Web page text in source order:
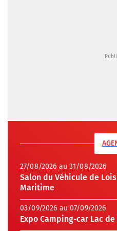
27/08/2026 au 31/08/2026
Salon du Véhicule de
Maritime
03/09/2026 au 07/09/2026
Expo Camping-car Lac